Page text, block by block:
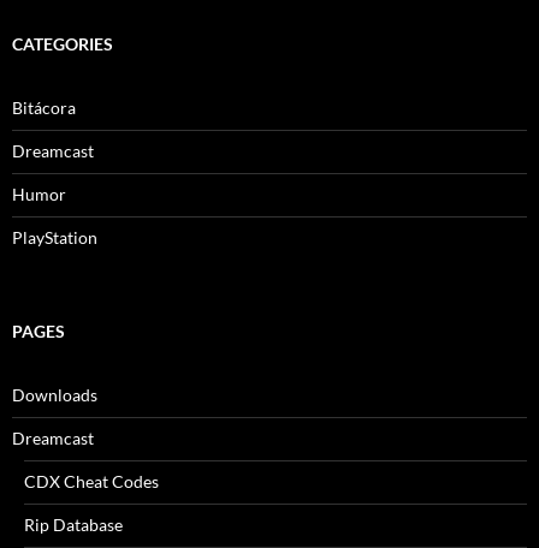
CATEGORIES
Bitácora
Dreamcast
Humor
PlayStation
PAGES
Downloads
Dreamcast
CDX Cheat Codes
Rip Database